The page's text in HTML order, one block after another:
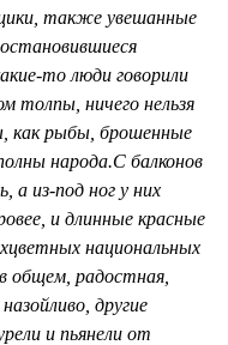
также увешанные
то люди говорили
толпы, ничего нельзя
как рыбы, брошенные
народа.С балконов
а из-под ног у них
и длинные красные
национальных
общем, радостная,
другие
и пьянели от